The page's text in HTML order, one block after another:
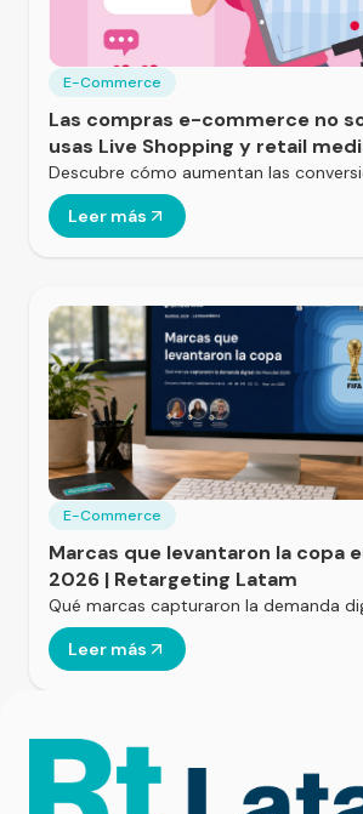
E-Commerce
Las compras e-commerce no
usas Live Shopping y retail
Descubre cómo aumentan las
Leer más
E-Commerce
Marcas que levantaron la copa
2026 | Retargeting Latam
Qué marcas capturaron la demanda
Leer más